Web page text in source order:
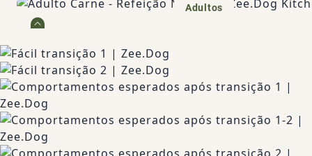
Adultos
Carne
Refeição de carne, completa, natural e balanceada para cachorros